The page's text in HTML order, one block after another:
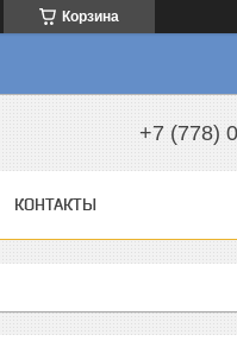
Корзина
+7 (778)
КОНТАКТЫ